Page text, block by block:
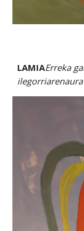
LAMIAErreka